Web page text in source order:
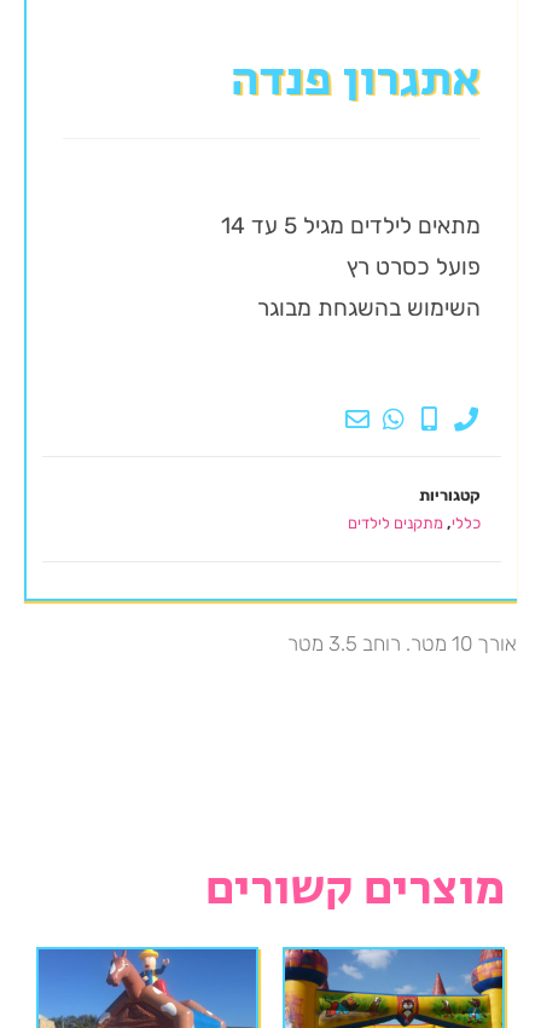
אתגרון פנדה
מתאים לילדים מגיל 5 עד 14
פועל כסרט רץ
השימוש בהשגחת מבוגר
קטגוריות
כללי, מתקנים לילדים
אורך 10 מטר. רוחב 3.5 מטר
מוצרים קשורים